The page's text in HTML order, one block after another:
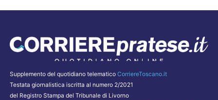
Supplemento del quotidiano telematico CorriereToscano.it
Testata giornalistica iscritta al numero 2/2021
del Registro Stampa del Tribunale di Livorno